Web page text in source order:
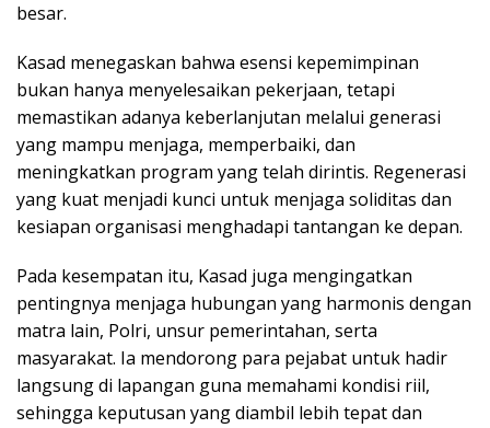
besar.
Kasad menegaskan bahwa esensi kepemimpinan
bukan hanya menyelesaikan pekerjaan, tetapi
memastikan adanya keberlanjutan melalui generasi
yang mampu menjaga, memperbaiki, dan
meningkatkan program yang telah dirintis. Regenerasi
yang kuat menjadi kunci untuk menjaga soliditas dan
kesiapan organisasi menghadapi tantangan ke depan.
Pada kesempatan itu, Kasad juga mengingatkan
pentingnya menjaga hubungan yang harmonis dengan
matra lain, Polri, unsur pemerintahan, serta
masyarakat. Ia mendorong para pejabat untuk hadir
langsung di lapangan guna memahami kondisi riil,
sehingga keputusan yang diambil lebih tepat dan